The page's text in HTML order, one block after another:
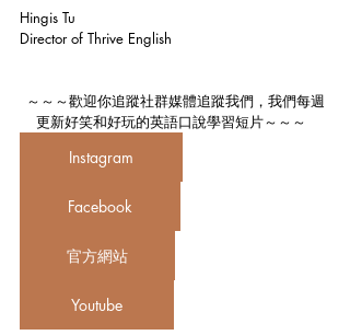
Hingis Tu
Director of Thrive English
～～～歡迎你追蹤社群媒體追蹤我們，我們每週
更新好笑和好玩的英語口說學習短片～～～
Instagram
Facebook
官方網站
Youtube